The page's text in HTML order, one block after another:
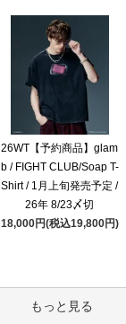
26WT【予約商品】glam
b / FIGHT CLUB/Soap T-
Shirt / 1月上旬発売予定 /
26年 8/23〆切
18,000円(税込19,800円)
もっと見る